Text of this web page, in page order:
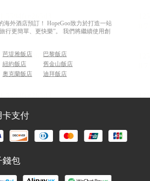
外酒店預訂！ HopeGoo致力於打造一站
行更簡單、更快樂”。 我們將繼續使用創
芭堤雅飯店
巴黎飯店
紐約飯店
舊金山飯店
奧克蘭飯店
迪拜飯店
卡支付
錢包